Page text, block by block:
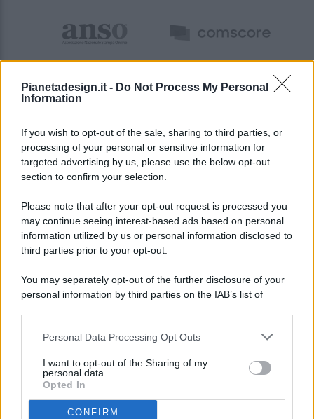
Pianetadesign.it - Do Not Process My Personal
Information
If you wish to opt-out of the sale, sharing to third parties, or
processing of your personal or sensitive information for
targeted advertising by us, please use the below opt-out
section to confirm your selection.
Please note that after your opt-out request is processed you
may continue seeing interest-based ads based on personal
information utilized by us or personal information disclosed to
third parties prior to your opt-out.
You may separately opt-out of the further disclosure of your
personal information by third parties on the IAB’s list of
This information may also be disclosed by us to third parties
disclose it to other third parties.
Personal Data Processing Opt Outs
I want to opt-out of the Sharing of my
personal data.
Opted In
CONFIRM
© 2026 - Pianeta Design - P.IVA 04827280654 - Testata
Registrata Al Tribunale Di Nocera Inferiore N. 8/2020 - RG N.
ISCRIZIONE AL ROC N. 35792 – ISCRITTA ALL’ANSO
(ASSOCIAZIONE NAZIONALE STAMPA ONLINE)
PREFERENZE PRIVACY